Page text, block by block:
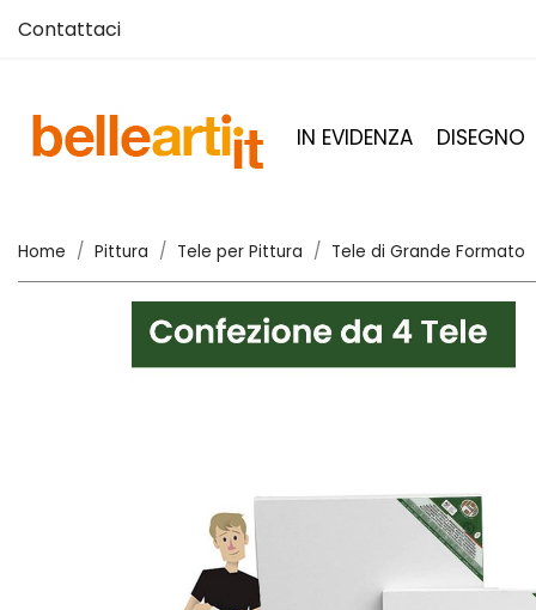
Contattaci
IN EVIDENZA DISEGNO
Home Pittura Tele per Pittura Tele di Grande Formato